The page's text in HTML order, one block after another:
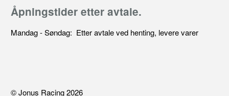
Åpningstider etter avtale.
Mandag - Søndag: Etter avtale ved henting, levere varer
© Jonus Racing 2026